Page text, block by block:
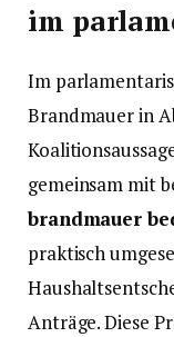
im
Im
Brandmauer in
gemeinsam mit
brandmauer
praktisch
Anträge. Diese